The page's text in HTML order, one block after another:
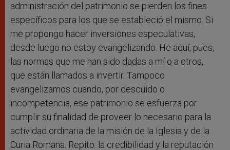
administración del patrimonio se pierden los fines
específicos para los que se estableció el mismo. Si
me propongo hacer inversiones especulativas,
desde luego no estoy evangelizando. He aquí, pues,
las normas que me han sido dadas a mí o a otros,
que están llamados a invertir. Tampoco
evangelizamos cuando, por descuido o
incompetencia, ese patrimonio se esfuerza por
cumplir su finalidad de proveer lo necesario para la
actividad ordinaria de la misión de la Iglesia y de la
Curia Romana. Repito: la credibilidad y la reputación